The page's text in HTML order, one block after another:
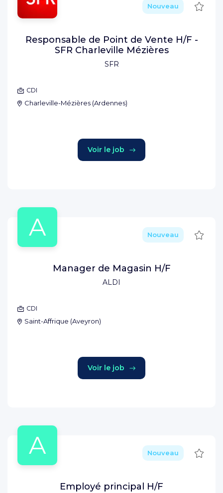
SFR
Nouveau
Responsable de Point de Vente H/F -
SFR Charleville Mézières
CDI
Charleville-Mézières (Ardennes)
Voir le job
A
ALDI
Nouveau
Manager de Magasin H/F
CDI
Saint-Affrique (Aveyron)
Voir le job
A Nouveau
Employé principal H/F